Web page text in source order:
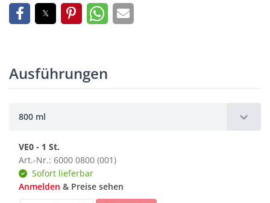
Ausführungen
800 ml
VE0 - 1 St.
Art.-Nr.: 6000 0800 (001)
Sofort lieferbar
Anmelden & Preise sehen